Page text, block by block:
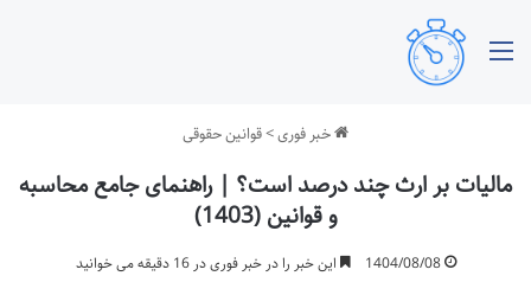
خبر فوری>قوانین حقوقی
مالیات بر ارث چند درصد است؟ | راهنمای جامع محاسبه
و قوانین (1403)
1404/08/08 این خبر را در خبر فوری در 16 دقیقه می خوانید